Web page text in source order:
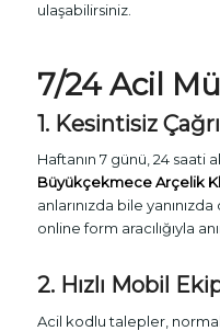
ulaşabilirsiniz.
7/24 Acil
1. Kesintisiz
Haftanın 7 günü, 24 saati
Büyükçekmece Arçelik
anlarınızda bile
online form aracılığıyla
2. Hızlı Mobil
Acil kodlu talepler,